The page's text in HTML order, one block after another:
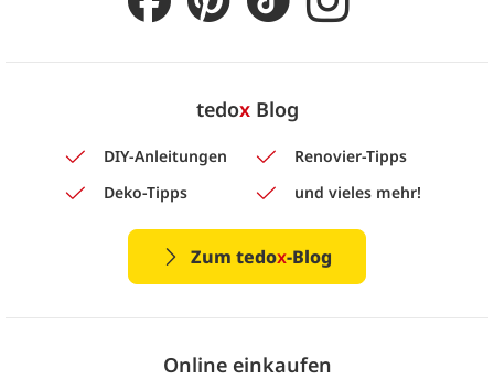
tedoxBlog
DIY-Anleitungen
Renovier-Tipps
Deko-Tipps
und vieles mehr!
Zum tedox-Blog
Online einkaufen